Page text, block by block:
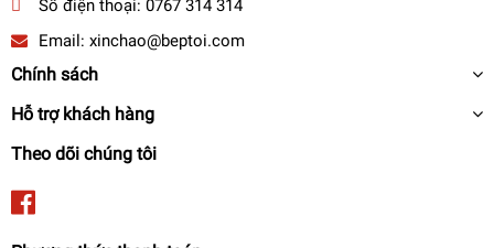
Số điện thoại: 0767 314 314
Email: xinchao@beptoi.com
Chính sách
Hỗ trợ khách hàng
Theo dõi chúng tôi